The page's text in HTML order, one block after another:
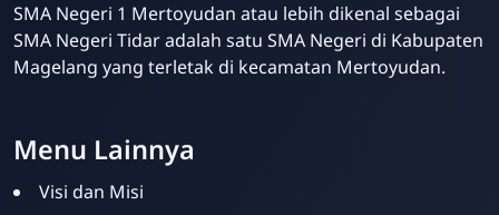
Online
SMA Negeri 1 Mertoyudan atau lebih dikenal sebagai
SMA Negeri Tidar adalah satu SMA Negeri di Kabupaten
Magelang yang terletak di kecamatan Mertoyudan.
Menu Lainnya
Visi dan Misi